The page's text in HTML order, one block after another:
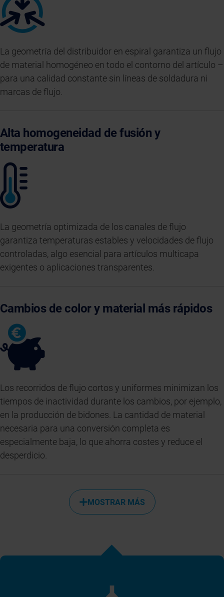
La geometría del distribuidor en espiral garantiza un flujo
de material homogéneo en todo el contorno del artículo –
para una calidad constante sin líneas de soldadura ni
marcas de flujo.
Alta homogeneidad de fusión y
temperatura
La geometría optimizada de los canales de flujo
garantiza temperaturas estables y velocidades de flujo
controladas, algo esencial para artículos multicapa
exigentes o aplicaciones transparentes.
Cambios de color y material más rápidos
Los recorridos de flujo cortos y uniformes minimizan los
tiempos de inactividad durante los cambios, por ejemplo,
en la producción de bidones. La cantidad de material
necesaria para una conversión completa es
especialmente baja, lo que ahorra costes y reduce el
desperdicio.
MOSTRAR MÁS